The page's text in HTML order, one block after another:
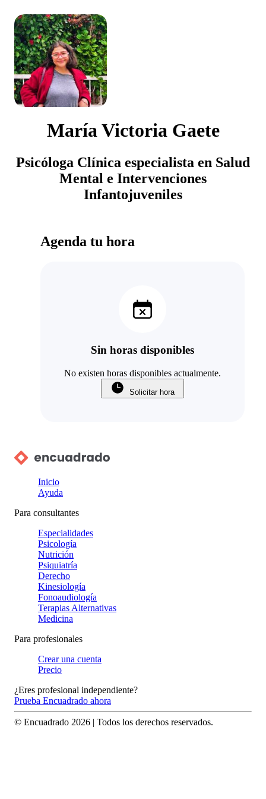
María Victoria Gaete
Psicóloga Clínica especialista en Salud
Mental e Intervenciones
Infantojuveniles
Agenda tu hora
Sin horas disponibles
No existen horas disponibles actualmente.
Solicitar hora
Inicio
Ayuda
Para consultantes
Especialidades
Psicología
Nutrición
Psiquiatría
Derecho
Kinesiología
Fonoaudiología
Terapias Alternativas
Medicina
Para profesionales
Crear una cuenta
Precio
¿Eres profesional independiente?
Prueba Encuadrado ahora
© Encuadrado 2026 | Todos los derechos reservados.